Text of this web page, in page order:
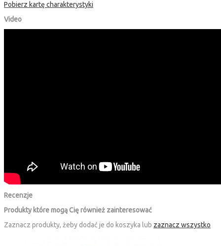
Pobierz kartę charakterystyki
Video
Recenzje
Produkty które mogą Cię również zainteresować
Zaznacz produkty, żeby dodać je do koszyka lub zaznacz wszystko